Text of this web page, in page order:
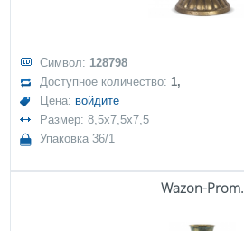
Символ: 128798
Доступное количество:1,
Цена: войдите
Размер: 8,5x7,5x7,5
Упаковка 36/1
Wazon-Prom.